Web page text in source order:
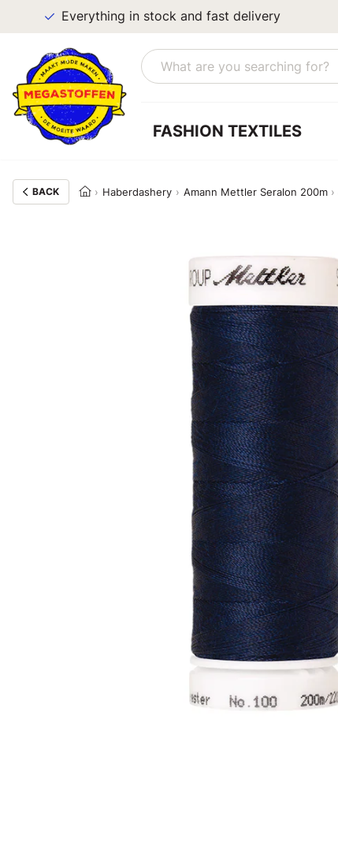
Everything in stock and fast delivery
FASHION TEXTILES
BACK Haberdashery Amann Mettler Seralon 200m